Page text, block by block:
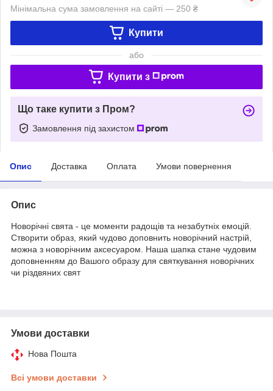
Мінімальна сума замовлення на сайті — 250 ₴
Купити
або
Купити з
Що таке купити з Пром?
Замовлення під захистом
Опис Доставка Оплата Умови повернення
Опис
Новорічні свята - це моменти радощів та незабутніх емоцій.
Створити образ, який чудово доповнить новорічний настрій,
можна з новорічним аксесуаром. Наша шапка стане чудовим
доповненням до Вашого образу для святкування новорічних
чи різдвяних свят
Умови доставки
Нова Пошта
Всі умови доставки